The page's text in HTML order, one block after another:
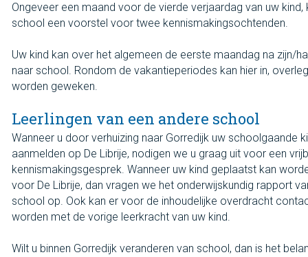
Ongeveer een maand voor de vierde verjaardag van uw kind,
school een voorstel voor twee kennismakingsochtenden.
Uw kind kan over het algemeen de eerste maandag na zijn/
naar school. Rondom de vakantieperiodes kan hier in,
worden geweken.
Leerlingen van een andere school
Wanneer u door verhuizing naar Gorredijk uw schoolgaande
aanmelden op De Librije, nodigen we u graag uit voor een
kennismakingsgesprek. Wanneer uw kind geplaatst kan
voor De Librije, dan vragen we het onderwijskundig rapport
school op. Ook kan er voor de inhoudelijke overdracht
worden met de vorige leerkracht van uw kind.
Wilt u binnen Gorredijk veranderen van school, dan is het